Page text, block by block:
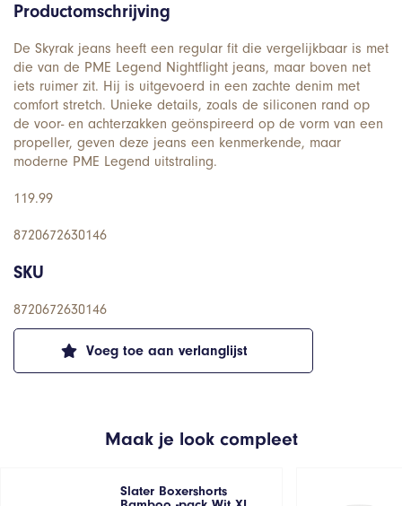
Voeg toe aan verlanglijst
Productomschrijving
De Skyrak jeans heeft een regular fit die vergelijkbaar is met
die van de PME Legend Nightflight jeans, maar boven net
iets ruimer zit. Hij is uitgevoerd in een zachte denim met
comfort stretch. Unieke details, zoals de siliconen rand op
de voor- en achterzakken geönspireerd op de vorm van een
propeller, geven deze jeans een kenmerkende, maar
moderne PME Legend uitstraling.
119.99
8720672630146
SKU
8720672630146
Maak je look compleet
Slater Boxershorts